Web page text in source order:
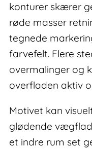
konturer skærer
røde masser
tegnede
farvefelt. Flere
overmalinger og
overfladen aktiv
Motivet kan
glødende
et indre rum set